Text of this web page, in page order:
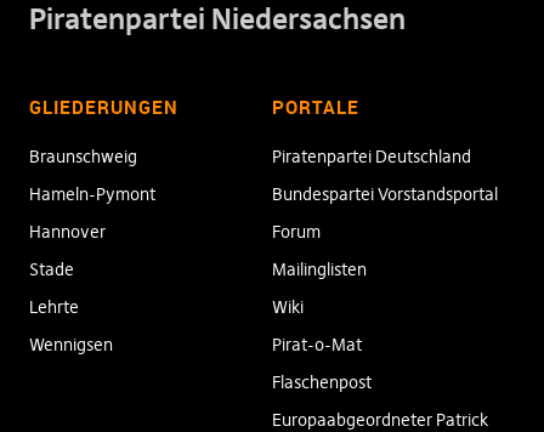
Piratenpartei Niedersachsen
GLIEDERUNGEN
Braunschweig
Hameln-Pymont
Hannover
Stade
Lehrte
Wennigsen
PORTALE
Piratenpartei Deutschland
Bundespartei Vorstandsportal
Forum
Mailinglisten
Wiki
Pirat-o-Mat
Flaschenpost
Europaabgeordneter Patrick